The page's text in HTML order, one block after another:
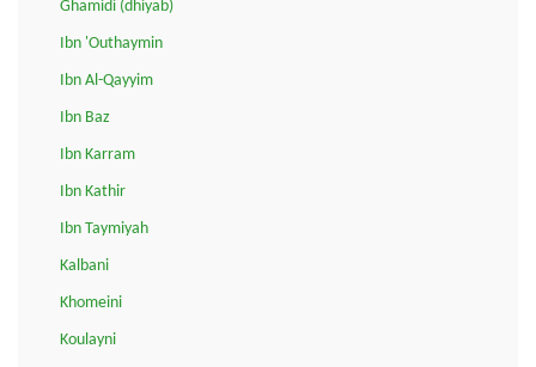
Ghamidi (dhiyab)
Ibn 'Outhaymin
Ibn Al-Qayyim
Ibn Baz
Ibn Karram
Ibn Kathir
Ibn Taymiyah
Kalbani
Khomeini
Koulayni